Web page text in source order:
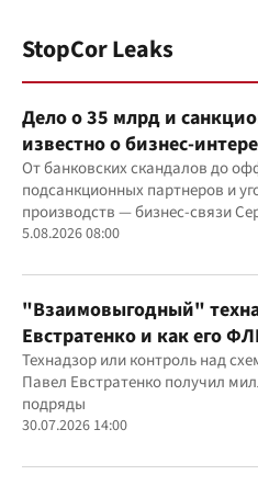
StopCor Leaks
Дело о 35 млрд и
известно о бизнес-
"Родовид Банка" до
От банковских скандалов до
подсанкционных партнеров и
производств — бизнес-связи
Дядечко до сих пор
юрисдикций
5.08.2026 08:00
"Взаимовыгодный"
Евстратенко и как его
бюджетным миллионам?
Технадзор или контроль над
Павел Евстратенко получил
подряды
30.07.2026 14:00